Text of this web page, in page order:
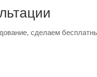
сделаем